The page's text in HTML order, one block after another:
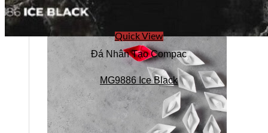
Quick View
Đá Nhân Tạo Compac
MG9886 Ice Black